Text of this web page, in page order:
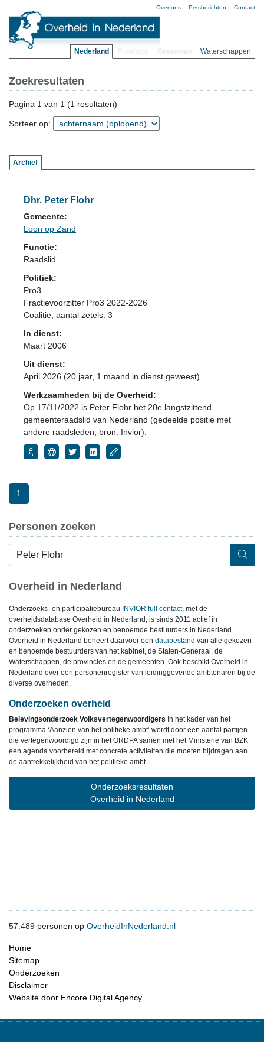
Over ons Persberichten Contact
Nederland Waterschappen
Zoekresultaten
Pagina 1 van 1 (1 resultaten)
Sorteer op:
Archief
Dhr. Peter Flohr
Gemeente:
Loon op Zand
Functie:
Raadslid
Politiek:
Pro3
Fractievoorzitter Pro3 2022-2026
Coalitie , aantal zetels: 3
In dienst:
Maart 2006
Uit dienst:
April 2026 (20 jaar, 1 maand in dienst geweest)
Werkzaamheden bij de Overheid:
Op 17/11/2022 is Peter Flohr het 20e langstzittend
gemeenteraadslid van Nederland (gedeelde positie met
andere raadsleden, bron: Invior).
1
Personen zoeken
Overheid in Nederland
Onderzoeks- en participatiebureau INVIOR full contact, met de
overheidsdatabase Overheid in Nederland, is sinds 2011 actief in
onderzoeken onder gekozen en benoemde bestuurders in Nederland.
Overheid in Nederland beheert daarvoor een databestand van alle gekozen
en benoemde bestuurders van het kabinet, de Staten-Generaal, de
Waterschappen, de provincies en de gemeenten. Ook beschikt Overheid in
Nederland over een personenregister van leidinggevende ambtenaren bij de
diverse overheden.
Onderzoeken overheid
Belevingsonderzoek Volksvertegenwoordigers In het kader van het
programma ‘Aanzien van het politieke ambt’ wordt door een aantal partijen
die vertegenwoordigd zijn in het ORDPA samen met het Ministerie van BZK
een agenda voorbereid met concrete activiteiten die moeten bijdragen aan
de aantrekkelijkheid van het politieke ambt.
Onderzoeksresultaten
Overheid in Nederland
57.489 personen op OverheidInNederland.nl
Home
Sitemap
Onderzoeken
Disclaimer
Website door Encore Digital Agency